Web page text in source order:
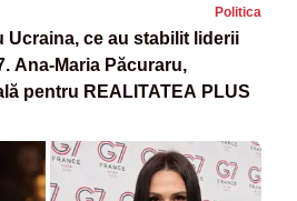
Politica
Ucraina, ce au stabilit liderii
Ana-Maria Păcuraru,
pentru REALITATEA PLUS